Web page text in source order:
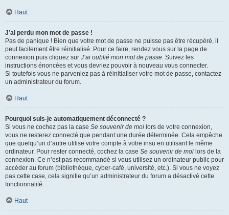
Haut
J’ai perdu mon mot de passe !
Pas de panique ! Bien que votre mot de passe ne puisse pas être récupéré, il
peut facilement être réinitialisé. Pour ce faire, rendez vous sur la page de
connexion puis cliquez sur J’ai oublié mon mot de passe. Suivez les
instructions énoncées et vous devriez pouvoir à nouveau vous connecter.
Si toutefois vous ne parveniez pas à réinitialiser votre mot de passe, contactez
un administrateur du forum.
Haut
Pourquoi suis-je automatiquement déconnecté ?
Si vous ne cochez pas la case Se souvenir de moi lors de votre connexion,
vous ne resterez connecté que pendant une durée déterminée. Cela empêche
que quelqu’un d’autre utilise votre compte à votre insu en utilisant le même
ordinateur. Pour rester connecté, cochez la case Se souvenir de moi lors de la
connexion. Ce n’est pas recommandé si vous utilisez un ordinateur public pour
accéder au forum (bibliothèque, cyber-café, université, etc.). Si vous ne voyez
pas cette case, cela signifie qu’un administrateur du forum a désactivé cette
fonctionnalité.
Haut